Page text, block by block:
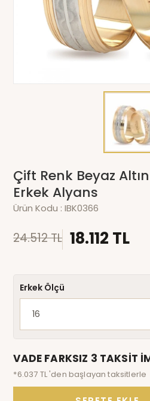
Çift Renk Beyaz
Erkek Alyans
Ürün Kodu :IBK0366
24.512 TL 18.112 TL
Erkek Ölçü
VADE FARKSIZ 3 TAKSİT
*6.037 TL 'den başlayan taksitlerle